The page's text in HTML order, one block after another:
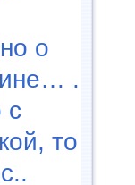
о
.
с
то